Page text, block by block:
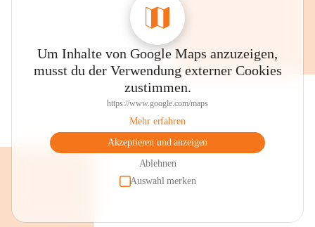
Um Inhalte von Google Maps anzuzeigen,
musst du der Verwendung externer Cookies
zustimmen.
https://www.google.com/maps
Mehr erfahren
Akzeptieren und anzeigen
Ablehnen
Auswahl merken